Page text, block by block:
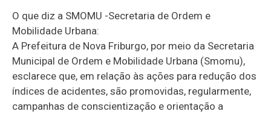
O que diz a SMOMU -Secretaria de Ordem e
Mobilidade Urbana:
A Prefeitura de Nova Friburgo, por meio da Secretaria
Municipal de Ordem e Mobilidade Urbana (Smomu),
esclarece que, em relação às ações para redução dos
índices de acidentes, são promovidas, regularmente,
campanhas de conscientização e orientação a